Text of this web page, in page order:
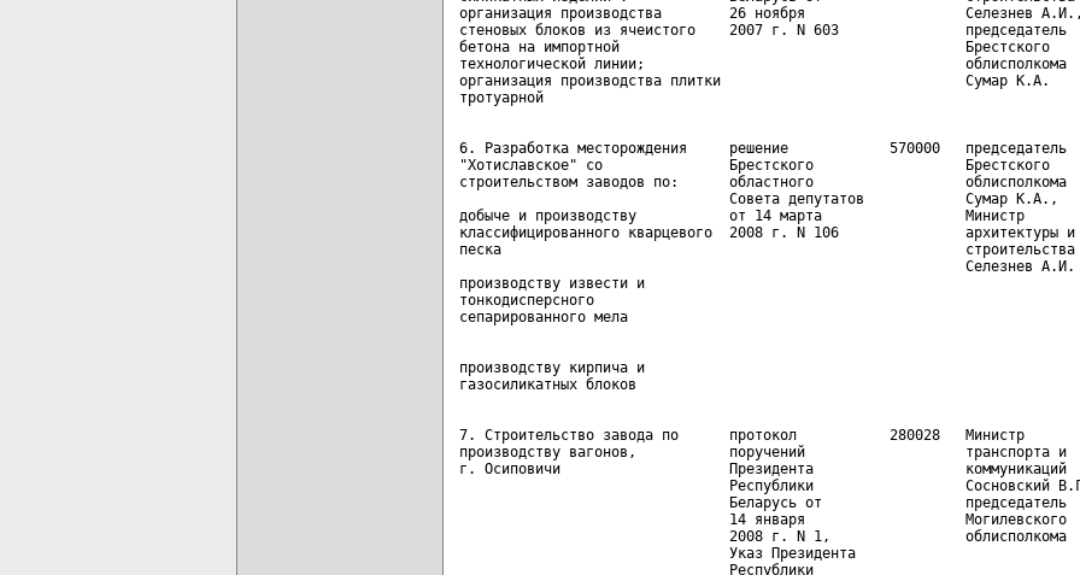
организация производства        26 ноября                   Селезнев
стеновых блоков из ячеистого    2007 г. N 603               председатель
бетона на импортной                                         Брестского
технологической линии;                                      облисполкома
организация производства плитки                             Сумар К.А.
6. Разработка месторождения     решение            570000   председатель
"Хотиславское" со               Брестского                  Брестского
строительством заводов по:      областного                  облисполкома
                                Совета депутатов            Сумар К.А.,
добыче и производству           от 14 марта                 Министр
классифицированного кварцевого  2008 г. N 106               архитектуры и
песка                                                       строительства
                                                            Селезнев А.И.
производству извести и
тонкодисперсного
производству кирпича и
7. Строительство завода по      протокол           280028   Министр
производству вагонов,           поручений                   транспорта и
г. Осиповичи                    Президента                  коммуникаций
Республики                  Сосновский
                                Беларусь от                 председатель
                                14 января                   Могилевского
                                2008 г. N 1,                облисполкома
                                Указ Президента
                                Республики